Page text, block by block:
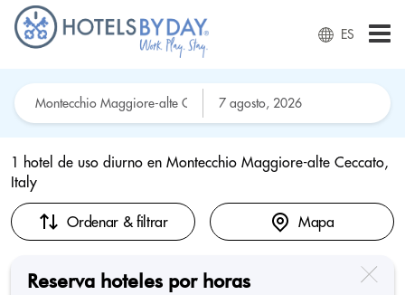
ES
1 hotel de uso diurno en Montecchio Maggiore-alte Ceccato,
Italy
Ordenar & filtrar Mapa
Reserva hoteles por horas